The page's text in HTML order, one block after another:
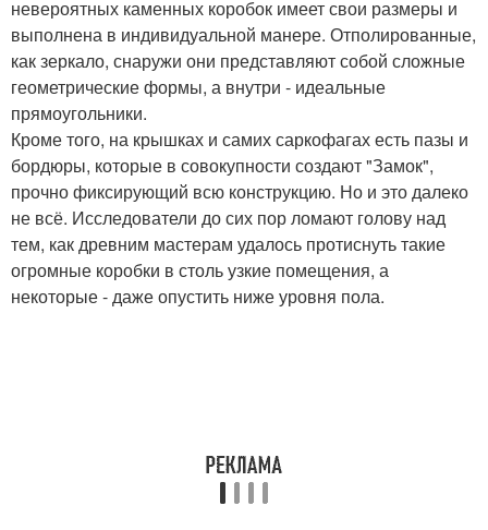
невероятных каменных коробок имеет свои размеры и
выполнена в индивидуальной манере. Отполированные,
как зеркало, снаружи они представляют собой сложные
геометрические формы, а внутри - идеальные
прямоугольники.
Кроме того, на крышках и самих саркофагах есть пазы и
бордюры, которые в совокупности создают "Замок",
прочно фиксирующий всю конструкцию. Но и это далеко
не всё. Исследователи до сих пор ломают голову над
тем, как древним мастерам удалось протиснуть такие
огромные коробки в столь узкие помещения, а
некоторые - даже опустить ниже уровня пола.